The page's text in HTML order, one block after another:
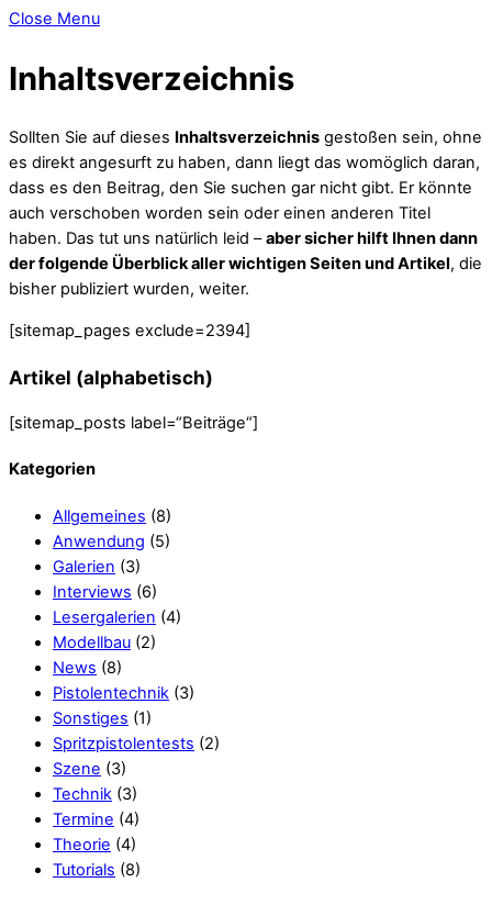
Close Menu
Inhaltsverzeichnis
Sollten Sie auf dieses Inhaltsverzeichnis gestoßen sein, ohne
es direkt angesurft zu haben, dann liegt das womöglich daran,
dass es den Beitrag, den Sie suchen gar nicht gibt. Er könnte
auch verschoben worden sein oder einen anderen Titel
haben. Das tut uns natürlich leid –aber sicher hilft Ihnen dann
der folgende Überblick aller wichtigen Seiten und Artikel, die
bisher publiziert wurden, weiter.
[sitemap_pages exclude=2394]
Artikel (alphabetisch)
[sitemap_posts label=“Beiträge“]
Kategorien
Allgemeines (8)
Anwendung (5)
Galerien (3)
Interviews (6)
Lesergalerien (4)
Modellbau (2)
News (8)
Pistolentechnik (3)
Sonstiges (1)
Spritzpistolentests (2)
Szene (3)
Technik (3)
Termine (4)
Theorie (4)
Tutorials (8)